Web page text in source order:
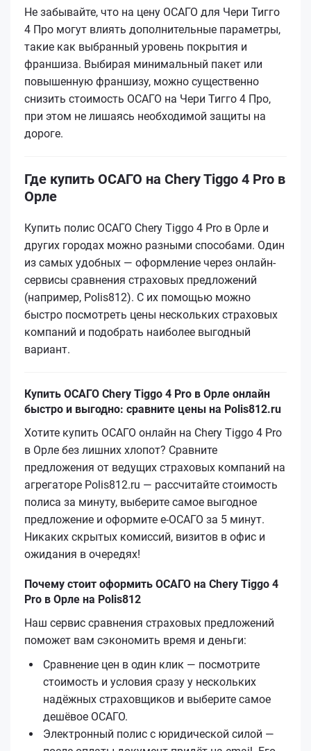
Не забывайте, что на цену ОСАГО для Чери Тигго
4 Про могут влиять дополнительные параметры,
такие как выбранный уровень покрытия и
франшиза. Выбирая минимальный пакет или
повышенную франшизу, можно существенно
снизить стоимость ОСАГО на Чери Тигго 4 Про,
при этом не лишаясь необходимой защиты на
дороге.
Где купить ОСАГО на Chery Tiggo 4 Pro в
Орле
Купить полис ОСАГО Chery Tiggo 4 Pro в Орле и
других городах можно разными способами. Один
из самых удобных — оформление через онлайн-
сервисы сравнения страховых предложений
(например, Polis812). С их помощью можно
быстро посмотреть цены нескольких страховых
компаний и подобрать наиболее выгодный
вариант.
Купить ОСАГО Chery Tiggo 4 Pro в Орле онлайн
быстро и выгодно: сравните цены на Polis812.ru
Хотите купить ОСАГО онлайн на Chery Tiggo 4 Pro
в Орле без лишних хлопот? Сравните
предложения от ведущих страховых компаний на
агрегаторе Polis812.ru — рассчитайте стоимость
полиса за минуту, выберите самое выгодное
предложение и оформите е‑ОСАГО за 5 минут.
Никаких скрытых комиссий, визитов в офис и
ожидания в очередях!
Почему стоит оформить ОСАГО на Chery Tiggo 4
Pro в Орле на Polis812
Наш сервис сравнения страховых предложений
поможет вам сэкономить время и деньги:
Сравнение цен в один клик — посмотрите
стоимость и условия сразу у нескольких
надёжных страховщиков и выберите самое
дешёвое ОСАГО.
Электронный полис с юридической силой —